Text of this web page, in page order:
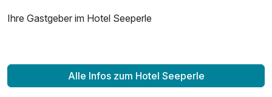
Ihre Gastgeber im Hotel Seeperle
Alle Infos zum Hotel Seeperle